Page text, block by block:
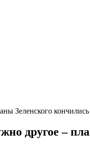
Зеленского кончились
другое –